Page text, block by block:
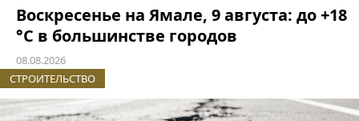
Воскресенье на Ямале, 9 августа: до +18
°C в большинстве городов
08.08.2026
СТРОИТЕЛЬСТВО